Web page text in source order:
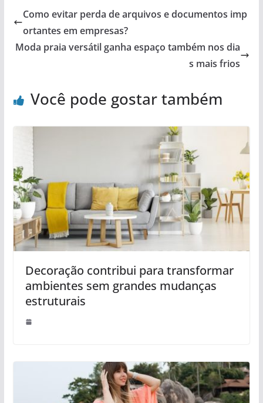
Como evitar perda de arquivos e documentos imp
ortantes em empresas?
Moda praia versátil ganha espaço também nos dia
s mais frios
Você pode gostar também
Decoração contribui para transformar
ambientes sem grandes mudanças
estruturais